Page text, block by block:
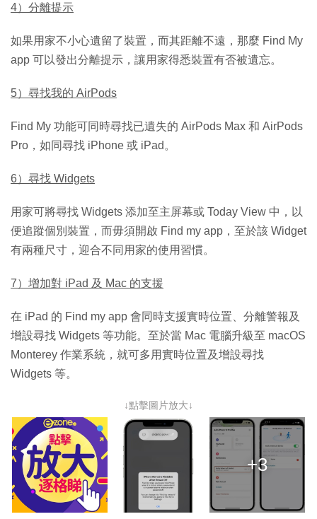
4）分離提示
如果用家不小心遺留了裝置，而其距離不遠，那麼 Find My‌
app 可以發出分離提示，讓用家得悉裝置有否被遺忘。
5）尋找我的 AirPods
Find My‌ 功能可同時尋找已遺失的 AirPods Max 和 AirPods
Pro，如同尋找 iPhone 或 iPad。
6）尋找 Widgets
用家可將尋找 Widgets 添加至主屏幕或 Today View 中，以
便追蹤個別裝置，而毋須開啟 Find my app，至於該 Widget
有兩種尺寸，迎合不同用家的使用習慣。
7）增加對 iPad 及 Mac 的支援
在 iPad‌ 的 Find my app 會同時支援實時位置、分離警報及
增設尋找 Widgets 等功能。至於當 Mac 電腦升級至 macOS
Monterey 作業系統，就可多用實時位置及增設尋找
Widgets 等。
↓點擊圖片放大↓
+3